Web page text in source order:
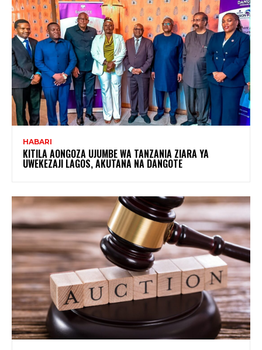
HABARI
KITILA AONGOZA UJUMBE WA TANZANIA ZIARA YA
UWEKEZAJI LAGOS, AKUTANA NA DANGOTE